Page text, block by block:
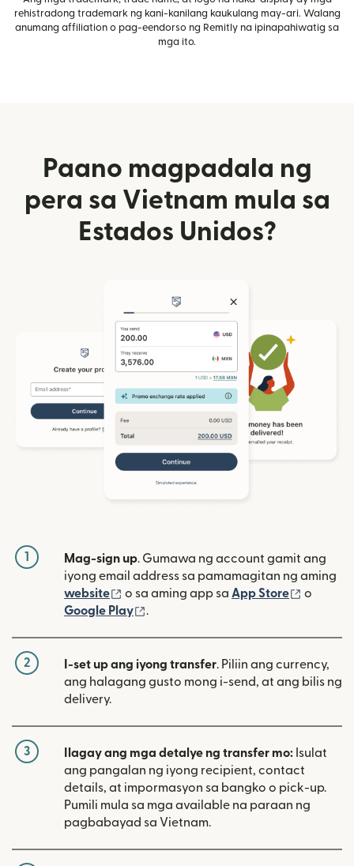
rehistradong trademark ng kani-kanilang kaukulang may-ari. Walang
anumang affiliation o pag-eendorso ng Remitly na ipinapahiwatig sa
mga ito.
Paano magpadala ng
pera sa Vietnam mula sa
Estados Unidos?
1 Mag-sign up. Gumawa ng account gamit ang
iyong email address sa pamamagitan ng aming
website
(bubukas sa bagong window)
o sa aming app sa App Store
o
Google Play
.
2 I-set up ang iyong transfer. Piliin ang currency,
ang halagang gusto mong i-send, at ang bilis ng
delivery.
3 Ilagay ang mga detalye ng transfer mo: Isulat
ang pangalan ng iyong recipient, contact
details, at impormasyon sa bangko o pick-up.
Pumili mula sa mga available na paraan ng
pagbabayad sa Vietnam.